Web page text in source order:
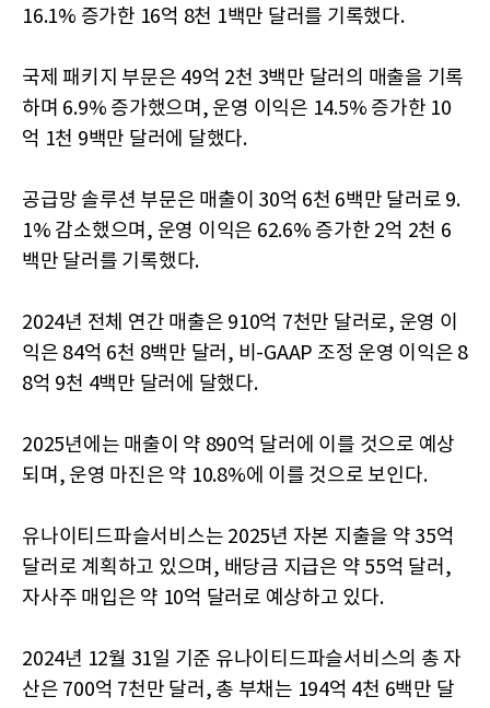
16.1% 증가한 16억 8천 1백만 달러를 기록했다.
국제 패키지 부문은 49억 2천 3백만 달러의 매출을 기록
하며 6.9% 증가했으며, 운영 이익은 14.5% 증가한 10
억 1천 9백만 달러에 달했다.
공급망 솔루션 부문은 매출이 30억 6천 6백만 달러로 9.
1% 감소했으며, 운영 이익은 62.6% 증가한 2억 2천 6
백만 달러를 기록했다.
2024년 전체 연간 매출은 910억 7천만 달러로, 운영 이
익은 84억 6천 8백만 달러, 비-GAAP 조정 운영 이익은 8
8억 9천 4백만 달러에 달했다.
2025년에는 매출이 약 890억 달러에 이를 것으로 예상
되며, 운영 마진은 약 10.8%에 이를 것으로 보인다.
유나이티드파슬서비스는 2025년 자본 지출을 약 35억
달러로 계획하고 있으며, 배당금 지급은 약 55억 달러,
자사주 매입은 약 10억 달러로 예상하고 있다.
2024년 12월 31일 기준 유나이티드파슬서비스의 총 자
산은 700억 7천만 달러, 총 부채는 194억 4천 6백만 달